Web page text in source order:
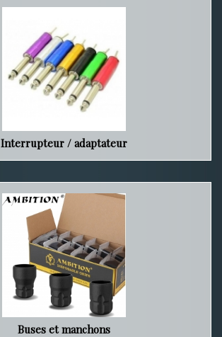
Interrupteur / adaptateur
Buses et manchons